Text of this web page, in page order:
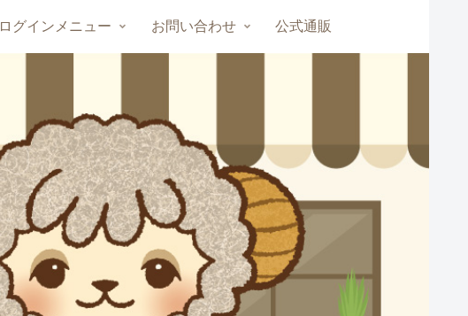
ログインメニュー お問い合わせ 公式通販